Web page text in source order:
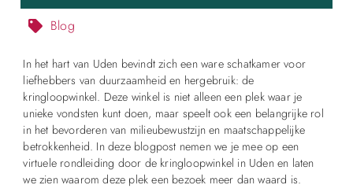
In het hart van Uden bevindt zich een ware schatkamer voor
liefhebbers van duurzaamheid en hergebruik: de
kringloopwinkel. Deze winkel is niet alleen een plek waar je
unieke vondsten kunt doen, maar speelt ook een belangrijke rol
in het bevorderen van milieubewustzijn en maatschappelijke
betrokkenheid. In deze blogpost nemen we je mee op een
virtuele rondleiding door de kringloopwinkel in Uden en laten
we zien waarom deze plek een bezoek meer dan waard is.
Blog